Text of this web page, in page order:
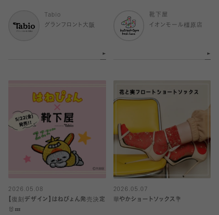
Tabio
グランフロント大阪
靴下屋
イオンモール橿原店
2026.05.08
【復刻デザイン】はねぴょん発売決定
🐰💤
2026.05.07
華やかショートソックス💐